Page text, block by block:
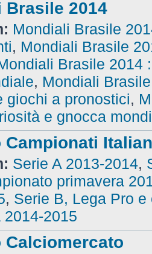
Brasile 2014
Mondiali Brasile
, Mondiali Brasile
Brasile 2014
, Mondiali
giochi a pronostici,
e gnocca
Serie A 2013-2014,
primavera
, Serie B, Lega Pro e
2014-2015